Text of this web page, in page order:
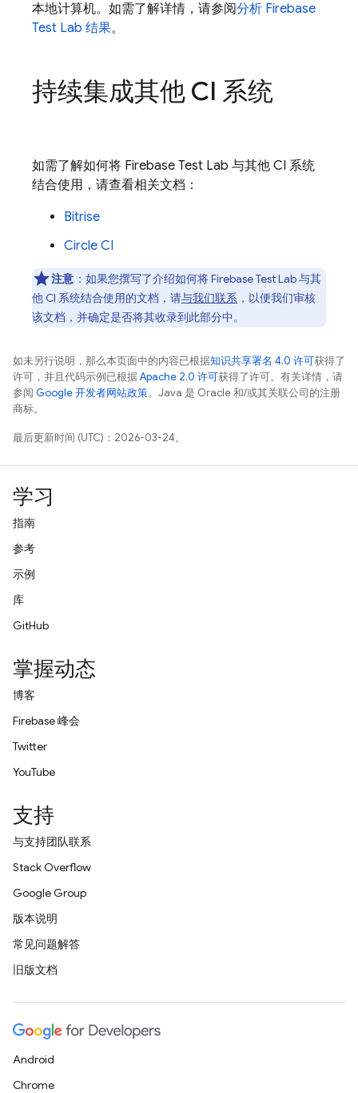
本地计算机。如需了解详情，请参阅分析 Firebase
Test Lab 结果。
持续集成其他 CI 系统
如需了解如何将 Firebase Test Lab 与其他 CI 系统
结合使用，请查看相关文档：
Bitrise
Circle CI
注意 ：如果您撰写了介绍如何将Firebase Test Lab与其
他 CI 系统结合使用的文档，请与我们联系 ，以便我们审核
该文档，并确定是否将其收录到此部分中。
如未另行说明，那么本页面中的内容已根据知识共享署名 4.0 许可获得了
许可，并且代码示例已根据Apache 2.0 许可获得了许可。有关详情，请
参阅 Google 开发者网站政策。Java 是 Oracle 和/或其关联公司的注册
商标。
最后更新时间 (UTC)：2026-03-24。
学习
指南
参考
示例
库
GitHub
掌握动态
博客
Firebase 峰会
Twitter
YouTube
支持
与支持团队联系
Stack Overflow
Google Group
版本说明
常见问题解答
旧版文档
Android
Chrome